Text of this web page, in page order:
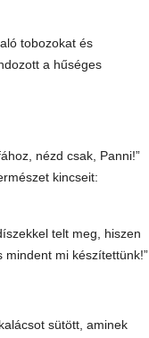
tobozokat és
a hűséges
nézd csak, Panni!”
kincseit:
telt meg, hiszen
mindent mi készítettünk!”
sütött, aminek